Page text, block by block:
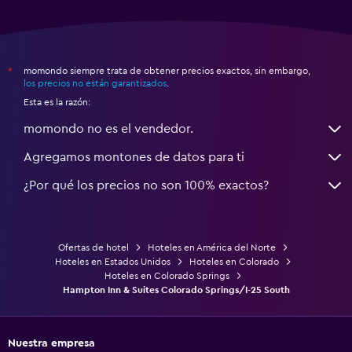
*
momondo siempre trata de obtener precios exactos, sin embargo,
los precios no están garantizados
Esta es la razón:
momondo no es el vendedor.
Agregamos montones de datos para ti
¿Por qué los precios no son 100% exactos?
Ofertas de hotel
Hoteles en América del Norte
Hoteles en Estados Unidos
Hoteles en Colorado
Hoteles en Colorado Springs
Hampton Inn & Suites Colorado Springs/I-25 South
Nuestra empresa